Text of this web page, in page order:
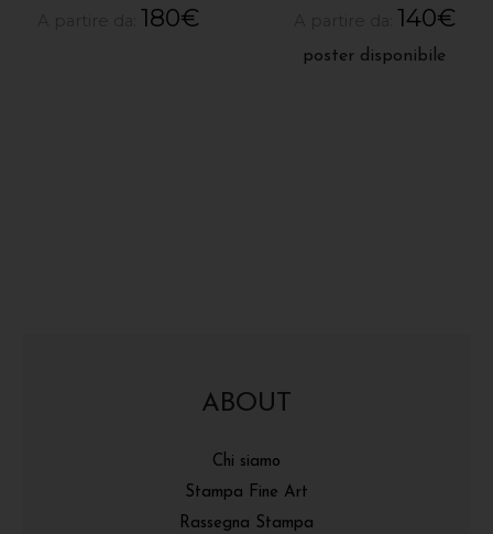
180€ 140€
poster disponibile
ABOUT
Chi siamo
Stampa Fine Art
Rassegna Stampa